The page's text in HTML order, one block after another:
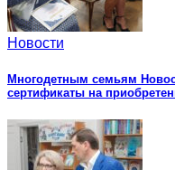
Новости
Многодетным семьям
сертификаты на